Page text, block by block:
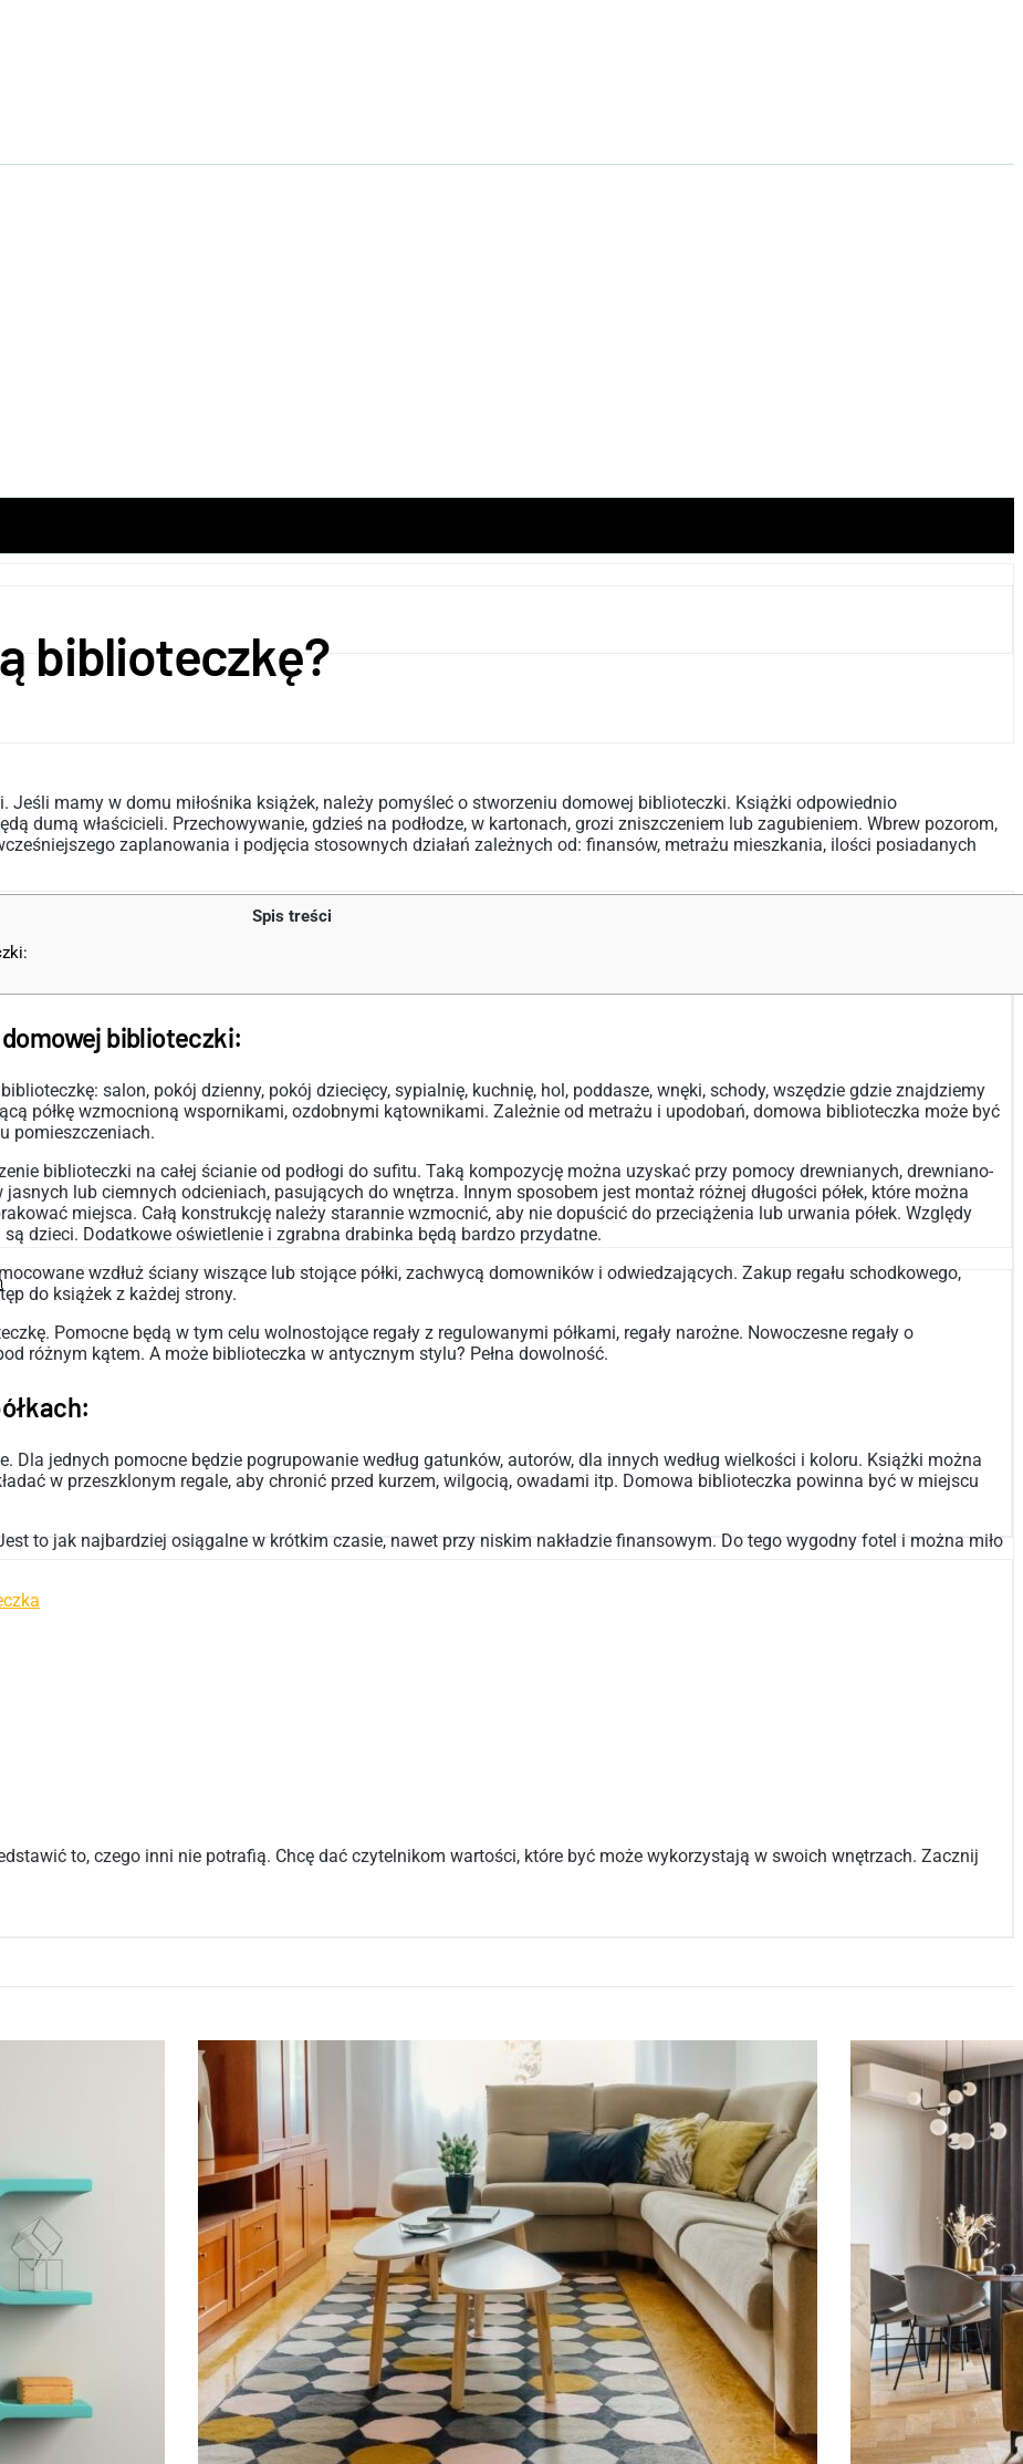
biblioteczkę?
Jeśli mamy w domu miłośnika książek, należy pomyśleć o stworzeniu domowej biblioteczki. Książki odpowiednio
dumą właścicieli. Przechowywanie, gdzieś na podłodze, w kartonach, grozi zniszczeniem lub zagubieniem. Wbrew pozorom,
zaplanowania i podjęcia stosownych działań zależnych od: finansów, metrażu mieszkania, ilości posiadanych
Spis treści
biblioteczki:
salon, pokój dzienny, pokój dziecięcy, sypialnię, kuchnię, hol, poddasze, wnęki, schody, wszędzie gdzie znajdziemy
półkę wzmocnioną wspornikami, ozdobnymi kątownikami. Zależnie od metrażu i upodobań, domowa biblioteczka może być
pomieszczeniach.
biblioteczki na całej ścianie od podłogi do sufitu. Taką kompozycję można uzyskać przy pomocy drewnianych, drewniano-
lub ciemnych odcieniach, pasujących do wnętrza. Innym sposobem jest montaż różnej długości półek, które można
miejsca. Całą konstrukcję należy starannie wzmocnić, aby nie dopuścić do przeciążenia lub urwania półek. Względy
dzieci. Dodatkowe oświetlenie i zgrabna drabinka będą bardzo przydatne.
wzdłuż ściany wiszące lub stojące półki, zachwycą domowników i odwiedzających. Zakup regału schodkowego,
do książek z każdej strony.
Pomocne będą w tym celu wolnostojące regały z regulowanymi półkami, regały narożne. Nowoczesne regały o
różnym kątem. A może biblioteczka w antycznym stylu? Pełna dowolność.
Dla jednych pomocne będzie pogrupowanie według gatunków, autorów, dla innych według wielkości i koloru. Książki można
w przeszklonym regale, aby chronić przed kurzem, wilgocią, owadami itp. Domowa biblioteczka powinna być w miejscu
to jak najbardziej osiągalne w krótkim czasie, nawet przy niskim nakładzie finansowym. Do tego wygodny fotel i można miło
to, czego inni nie potrafią. Chcę dać czytelnikom wartości, które być może wykorzystają w swoich wnętrzach. Zacznij